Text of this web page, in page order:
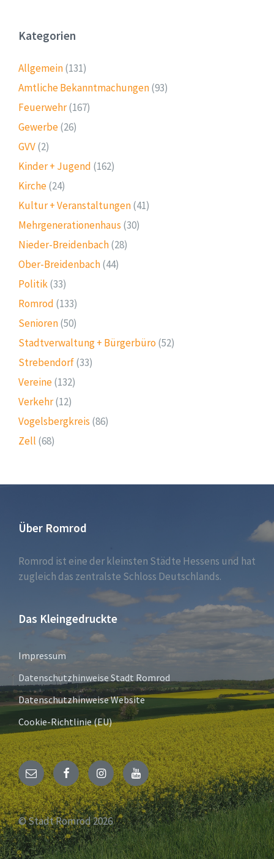
Kategorien
Allgemein(131)
Amtliche Bekanntmachungen(93)
Feuerwehr(167)
Gewerbe(26)
GVV(2)
Kinder + Jugend (162)
Kirche(24)
Kultur + Veranstaltungen(41)
Mehrgenerationenhaus (30)
Nieder-Breidenbach(28)
Ober-Breidenbach(44)
Politik(33)
Romrod (133)
Senioren(50)
Stadtverwaltung + Bürgerbüro (52)
Strebendorf(33)
Vereine(132)
Verkehr(12)
Vogelsbergkreis (86)
Zell (68)
Über Romrod
Romrod ist eine der kleinsten Städte Hessens und hat
zugleich das zentralste Schloss Deutschlands.
Das Kleingedruckte
Impressum
Datenschutzhinweise Stadt Romrod
Datenschutzhinweise Website
Cookie-Richtlinie (EU)
E-
Mail
FacebookInstagramYouTube
© Stadt Romrod 2026